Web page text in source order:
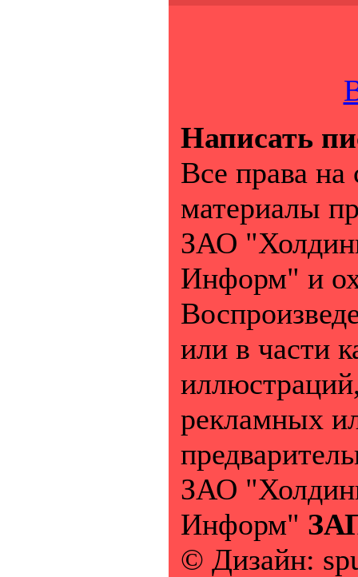
Написать
Все права
материалы
ЗАО
Информ" и
или в части
рекламных
ЗАО
Информ"
© Дизайн: